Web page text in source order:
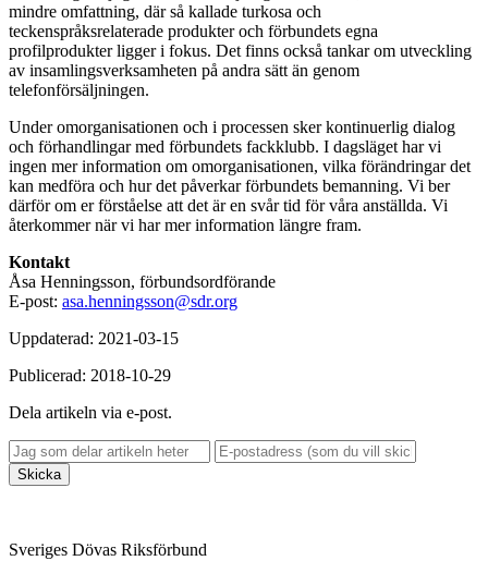
mindre omfattning, där så kallade turkosa och
teckenspråksrelaterade produkter och förbundets egna
profilprodukter ligger i fokus. Det finns också tankar om utveckling
av insamlingsverksamheten på andra sätt än genom
telefonförsäljningen.
Under omorganisationen och i processen sker kontinuerlig dialog
och förhandlingar med förbundets fackklubb. I dagsläget har vi
ingen mer information om omorganisationen, vilka förändringar det
kan medföra och hur det påverkar förbundets bemanning. Vi ber
därför om er förståelse att det är en svår tid för våra anställda. Vi
återkommer när vi har mer information längre fram.
Kontakt
Åsa Henningsson, förbundsordförande
E-post: asa.henningsson@sdr.org
Uppdaterad: 2021-03-15
Publicerad: 2018-10-29
Dela artikeln via e-post.
Skicka
Sveriges Dövas Riksförbund